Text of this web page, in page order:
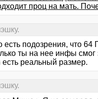
проц на мать.
есть подозрения, что
ты на нее инфы смог
есть реальный размер.